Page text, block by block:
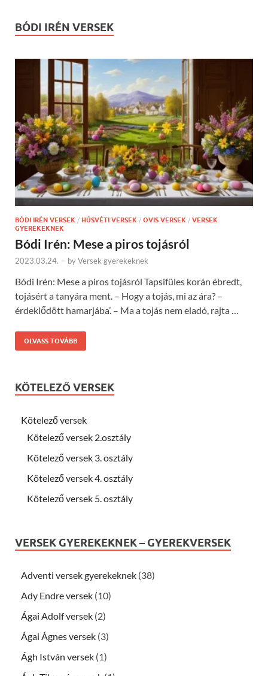
BÓDI IRÉN VERSEK
BÓDI IRÉN VERSEK / HÚSVÉTI VERSEK / OVIS VERSEK / VERSEK
GYEREKEKNEK
Bódi Irén: Mese a piros tojásról
2023.03.24. - byVersek gyerekeknek
Bódi Irén: Mese a piros tojásról Tapsifüles korán ébredt,
tojásért a tanyára ment. – Hogy a tojás, mi az ára? –
érdeklődött hamarjába’. – Ma a tojás nem eladó, rajta …
OLVASS TOVÁBB
KÖTELEZŐ VERSEK
Kötelező versek
Kötelező versek 2.osztály
Kötelező versek 3. osztály
Kötelező versek 4. osztály
Kötelező versek 5. osztály
VERSEK GYEREKEKNEK – GYEREKVERSEK
Adventi versek gyerekeknek (38)
Ady Endre versek (10)
Ágai Adolf versek (2)
Ágai Ágnes versek (3)
Ágh István versek (1)